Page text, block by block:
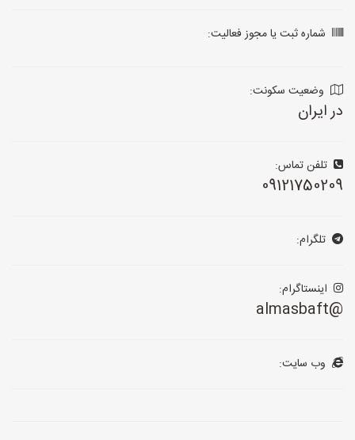
شماره ثبت یا مجوز فعالیت:
وضعیت سکونت:
در ایران
تلفن تماس:
09121750209
تلگرام:
اینستاگرام:
@almasbaft
وب سایت: